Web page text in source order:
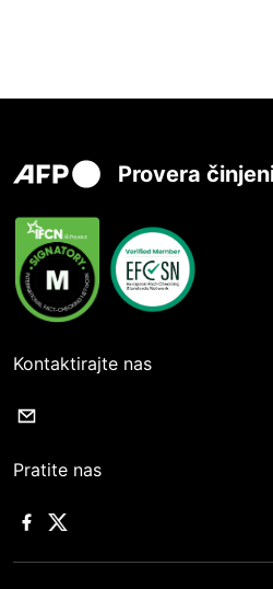
Provera
Kontaktirajte nas
Pratite nas